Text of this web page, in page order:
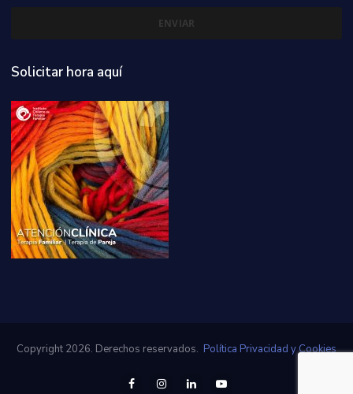
Solicitar hora aquí
Copyright 2026. Derechos reservados. Política Privacidad y Cookies